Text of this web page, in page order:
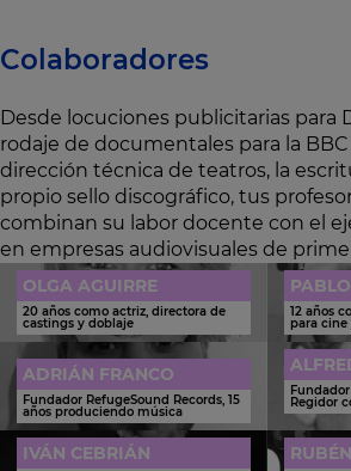
Colaboradores
Desde locuciones publicitarias para
rodaje de documentales para la
dirección técnica de teatros, la
propio sello discográfico, tus
combinan su labor docente con el
en empresas audiovisuales de
OLGA AGUIRRE
20 años como actriz, directora de
castings y doblaje
12 años
para cine
ADRIÁN FRANCO
Fundador RefugeSound Records, 15
años produciendo música
Regidor
IVÁN CEBRIÁN